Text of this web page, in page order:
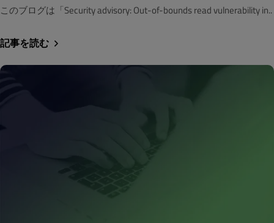
このブログは「Security advisory: Out-of-bounds read vulnerability in..
記事を読む